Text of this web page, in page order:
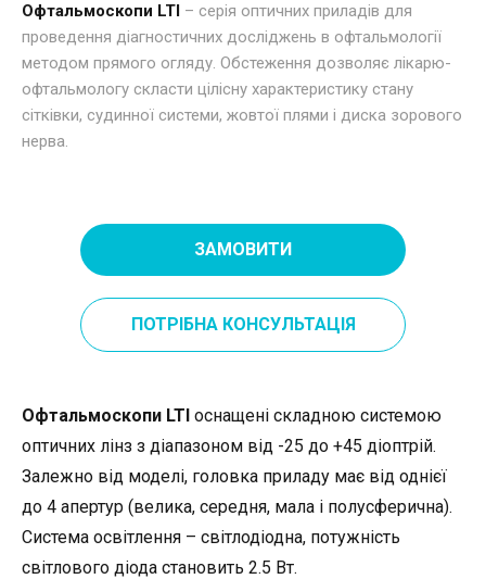
Офтальмоскопи LTI – серія оптичних приладів для
проведення діагностичних досліджень в офтальмології
методом прямого огляду. Обстеження дозволяє лікарю-
офтальмологу скласти цілісну характеристику стану
сітківки, судинної системи, жовтої плями і диска зорового
нерва.
ЗАМОВИТИ
ПОТРІБНА КОНСУЛЬТАЦІЯ
Офтальмоскопи LTI оснащені складною системою
оптичних лінз з діапазоном від -25 до +45 діоптрій.
Залежно від моделі, головка приладу має від однієї
до 4 апертур (велика, середня, мала і полусферична).
Система освітлення – світлодіодна, потужність
світлового діода становить 2.5 Вт.